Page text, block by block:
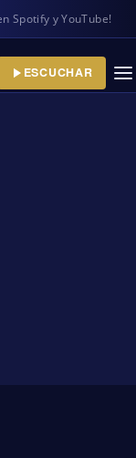
y YouTube!
ESCUCHAR